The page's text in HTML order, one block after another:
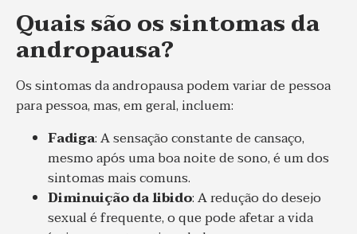
Quais são os sintomas da
andropausa?
Os sintomas da andropausa podem variar de pessoa
para pessoa, mas, em geral, incluem:
Fadiga: A sensação constante de cansaço,
mesmo após uma boa noite de sono, é um dos
sintomas mais comuns.
Diminuição da libido: A redução do desejo
sexual é frequente, o que pode afetar a vida